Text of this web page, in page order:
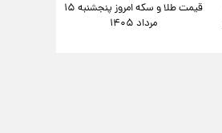
قیمت طلا و سکه امروز پنجشنبه ۱۵
مرداد ۱۴۰۵